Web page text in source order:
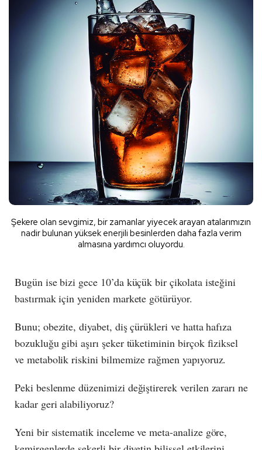
Şekere olan sevgimiz, bir zamanlar yiyecek arayan atalarımızın
nadir bulunan yüksek enerjili besinlerden daha fazla verim
almasına yardımcı oluyordu.
Bugün ise bizi gece 10’da küçük bir çikolata isteğini
bastırmak için yeniden markete götürüyor.
Bunu; obezite, diyabet, diş çürükleri ve hatta hafıza
bozukluğu gibi aşırı şeker tüketiminin birçok fiziksel
ve metabolik riskini bilmemize rağmen yapıyoruz.
Peki beslenme düzenimizi değiştirerek verilen zararı ne
kadar geri alabiliyoruz?
Yeni bir sistematik inceleme ve meta-analize göre,